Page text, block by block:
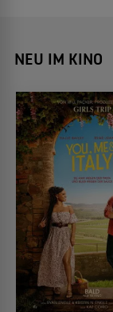
NEU IM KINO